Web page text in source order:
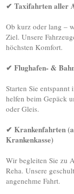
✔ Taxifahrten aller
Ob kurz oder lang –
Ziel. Unsere
höchsten Komfort.
✔ Flughafen- &
Starten Sie
helfen beim Gepäck
oder Gleis.
✔ Krankenfahrten
Krankenkasse)
Wir begleiten Sie zu
Reha. Unsere
angenehme Fahrt.